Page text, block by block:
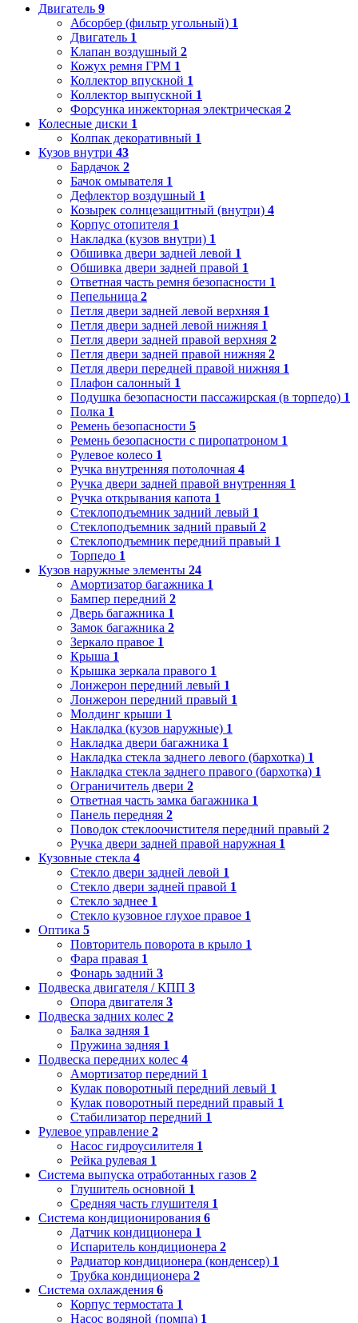
Двигатель 9
Абсорбер (фильтр угольный) 1
Двигатель 1
Клапан воздушный 2
Кожух ремня ГРМ 1
Коллектор впускной 1
Коллектор выпускной 1
Форсунка инжекторная электрическая 2
Колесные диски 1
Колпак декоративный 1
Кузов внутри 43
Бардачок 2
Бачок омывателя 1
Дефлектор воздушный 1
Козырек солнцезащитный (внутри) 4
Корпус отопителя 1
Накладка (кузов внутри) 1
Обшивка двери задней левой 1
Обшивка двери задней правой 1
Ответная часть ремня безопасности 1
Пепельница 2
Петля двери задней левой верхняя 1
Петля двери задней левой нижняя 1
Петля двери задней правой верхняя 2
Петля двери задней правой нижняя 2
Петля двери передней правой нижняя 1
Плафон салонный 1
Подушка безопасности пассажирская (в торпедо) 1
Полка 1
Ремень безопасности 5
Ремень безопасности с пиропатроном 1
Рулевое колесо 1
Ручка внутренняя потолочная 4
Ручка двери задней правой внутренняя 1
Ручка открывания капота 1
Стеклоподъемник задний левый 1
Стеклоподъемник задний правый 2
Стеклоподъемник передний правый 1
Торпедо 1
Кузов наружные элементы 24
Амортизатор багажника 1
Бампер передний 2
Дверь багажника 1
Замок багажника 2
Зеркало правое 1
Крыша 1
Крышка зеркала правого 1
Лонжерон передний левый 1
Лонжерон передний правый 1
Молдинг крыши 1
Накладка (кузов наружные) 1
Накладка двери багажника 1
Накладка стекла заднего левого (бархотка) 1
Накладка стекла заднего правого (бархотка) 1
Ограничитель двери 2
Ответная часть замка багажника 1
Панель передняя 2
Поводок стеклоочистителя передний правый 2
Ручка двери задней правой наружная 1
Кузовные стекла 4
Стекло двери задней левой 1
Стекло двери задней правой 1
Стекло заднее 1
Стекло кузовное глухое правое 1
Оптика 5
Повторитель поворота в крыло 1
Фара правая 1
Фонарь задний 3
Подвеска двигателя / КПП 3
Опора двигателя 3
Подвеска задних колес 2
Балка задняя 1
Пружина задняя 1
Подвеска передних колес 4
Амортизатор передний 1
Кулак поворотный передний левый 1
Кулак поворотный передний правый 1
Стабилизатор передний 1
Рулевое управление 2
Насос гидроусилителя 1
Рейка рулевая 1
Система выпуска отработанных газов 2
Глушитель основной 1
Средняя часть глушителя 1
Система кондиционирования 6
Датчик кондиционера 1
Испаритель кондиционера 2
Радиатор кондиционера (конденсер) 1
Трубка кондиционера 2
Система охлаждения 6
Корпус термостата 1
Насос водяной (помпа) 1